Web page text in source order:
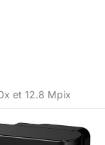
et 12.8 Mpix